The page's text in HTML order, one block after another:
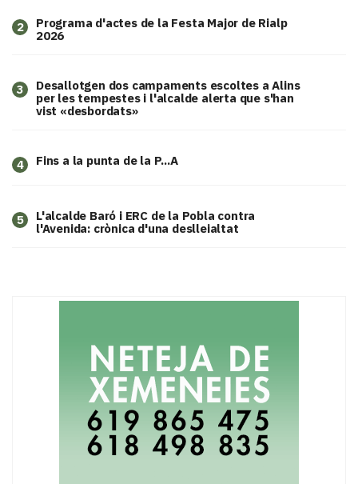
2
Programa d'actes de la Festa Major de Rialp
2026
3
​Desallotgen dos campaments escoltes a Alins
per les tempestes i l'alcalde alerta que s'han
vist «desbordats»
4 Fins a la punta de la P...A
5
L'alcalde Baró i ERC de la Pobla contra
l'Avenida: crònica d'una deslleialtat